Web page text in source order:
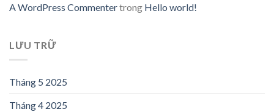
A WordPress Commentertrong Hello world!
LƯU TRỮ
Tháng 5 2025
Tháng 4 2025